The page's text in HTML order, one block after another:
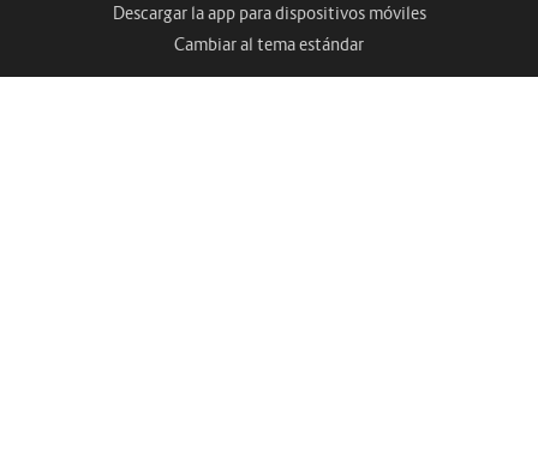
Descargar la app para dispositivos móviles
Cambiar al tema estándar